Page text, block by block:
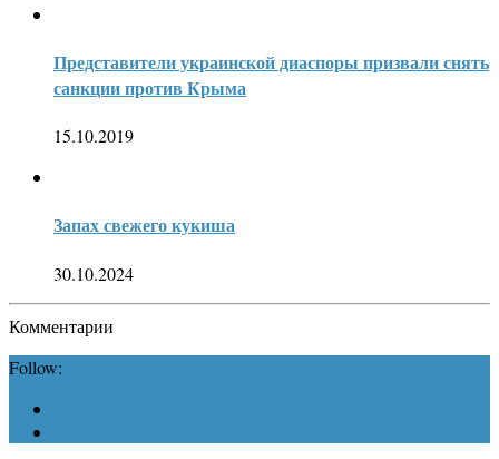
Представители украинской диаспоры призвали снять
санкции против Крыма
15.10.2019
Запах свежего кукиша
30.10.2024
Комментарии
Follow: